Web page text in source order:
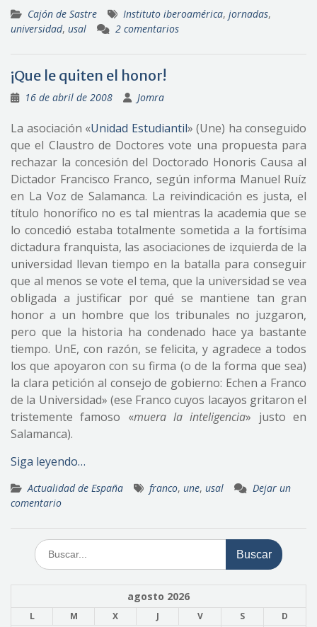
Cajón de Sastre Instituto iberoamérica, jornadas,
universidad, usal 2 comentarios
¡Que le quiten el honor!
16 de abril de 2008 Jomra
La asociación «Unidad Estudiantil» (Une) ha conseguido
que el Claustro de Doctores vote una propuesta para
rechazar la concesión del Doctorado Honoris Causa al
Dictador Francisco Franco, según informa Manuel Ruíz
en La Voz de Salamanca. La reivindicación es justa, el
título honorífico no es tal mientras la academia que se
lo concedió estaba totalmente sometida a la fortísima
dictadura franquista, las asociaciones de izquierda de la
universidad llevan tiempo en la batalla para conseguir
que al menos se vote el tema, que la universidad se vea
obligada a justificar por qué se mantiene tan gran
honor a un hombre que los tribunales no juzgaron,
pero que la historia ha condenado hace ya bastante
tiempo. UnE, con razón, se felicita, y agradece a todos
los que apoyaron con su firma (o de la forma que sea)
la clara petición al consejo de gobierno: Echen a Franco
de la Universidad» (ese Franco cuyos lacayos gritaron el
tristemente famoso «muera la inteligencia» justo en
Salamanca).
Siga leyendo…
Actualidad de España franco, une, usal
Dejar un
comentario
Buscar:
agosto 2026
L M X J V S
D